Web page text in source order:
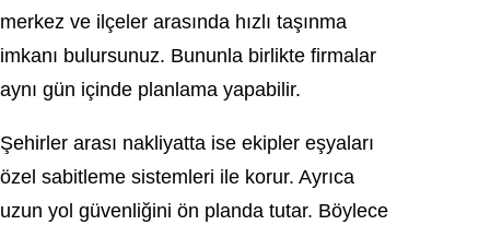
merkez ve ilçeler arasında hızlı taşınma
imkanı bulursunuz. Bununla birlikte firmalar
aynı gün içinde planlama yapabilir.
Şehirler arası nakliyatta ise ekipler eşyaları
özel sabitleme sistemleri ile korur. Ayrıca
uzun yol güvenliğini ön planda tutar. Böylece